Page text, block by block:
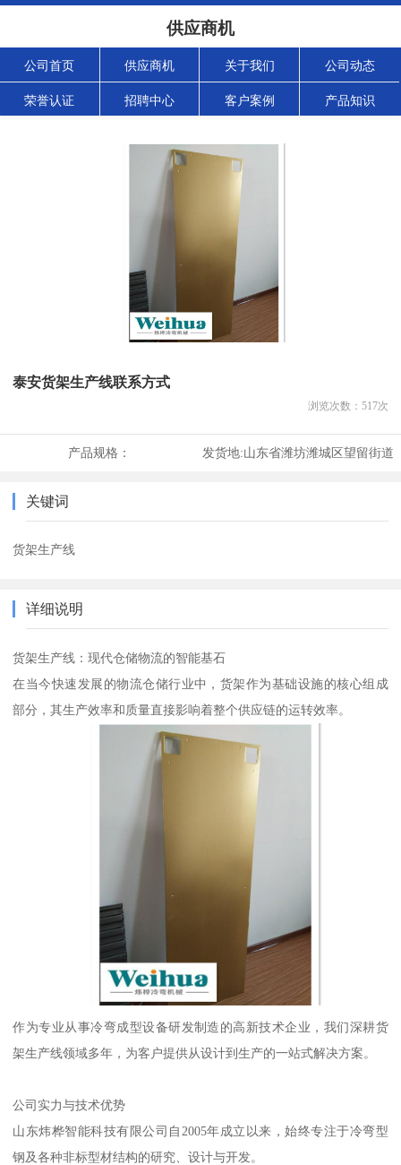
供应商机
公司首页 供应商机 关于我们 公司动态
荣誉认证 招聘中心 客户案例 产品知识
泰安货架生产线联系方式
浏览次数： 517次
产品规格： 发货地:山东省潍坊潍城区望留街道
关键词
货架生产线
详细说明
货架生产线：现代仓储物流的智能基石
在当今快速发展的物流仓储行业中，货架作为基础设施的核心组成
部分，其生产效率和质量直接影响着整个供应链的运转效率。
作为专业从事冷弯成型设备研发制造的高新技术企业，我们深耕货
架生产线领域多年，为客户提供从设计到生产的一站式解决方案。
公司实力与技术优势
山东炜桦智能科技有限公司自2005年成立以来，始终专注于冷弯型
钢及各种非标型材结构的研究、设计与开发。